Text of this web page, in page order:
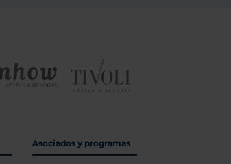
Asociados y programas